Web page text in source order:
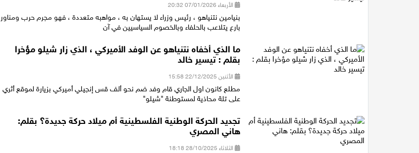
الأربعاء 07/01/2026 20:32
بنيامين نتنياهو ، رئيس وزراء لا يستهان به ، مواهبه متعددة ، فهو مجرم حرب ومناور
بارع يتلاعب بالحلفاء وبالخصوم السياسيين في آن
ما الذي أخفاه نتنياهو عن الوفد الأميركي ، الذي زار شيلو مؤخرا
بقلم : تيسير خالد
الأثنين 22/12/2025 15:58
مطلع كانون اول الجاري قام وفد ضم نحو ألف قس إنجيلي أميركي بزيارة لموقع أثري
على تلة محاذية لمستوطنة "شيلو"
تجديد الحركة الوطنية الفلسطينية أم ميلاد حركة جديدة؟ بقلم:
هاني المصري
الثلاثاء 28/10/2025 18:18